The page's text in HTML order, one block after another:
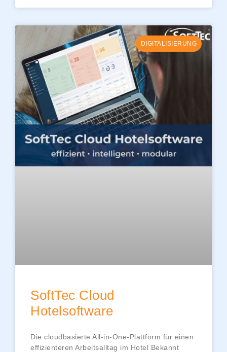
DIGITALISIERUNG
SoftTec Cloud
Hotelsoftware
Die cloudbasierte All-in-One-Plattform für einen
effizienteren Arbeitsalltag im Hotel Bekannt